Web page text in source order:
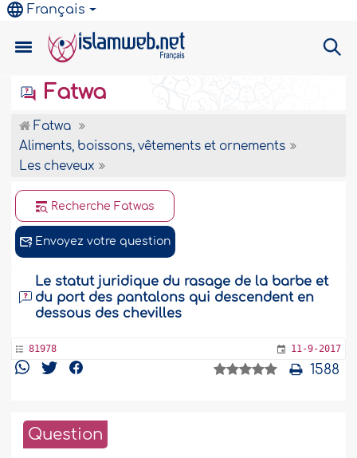
Français
Fatwa
Fatwa
Aliments, boissons, vêtements et ornements
Les cheveux
Recherche Fatwas
Envoyez votre question
Le statut juridique du rasage de la barbe et
du port des pantalons qui descendent en
dessous des chevilles
81978 11-9-2017
1588
Question